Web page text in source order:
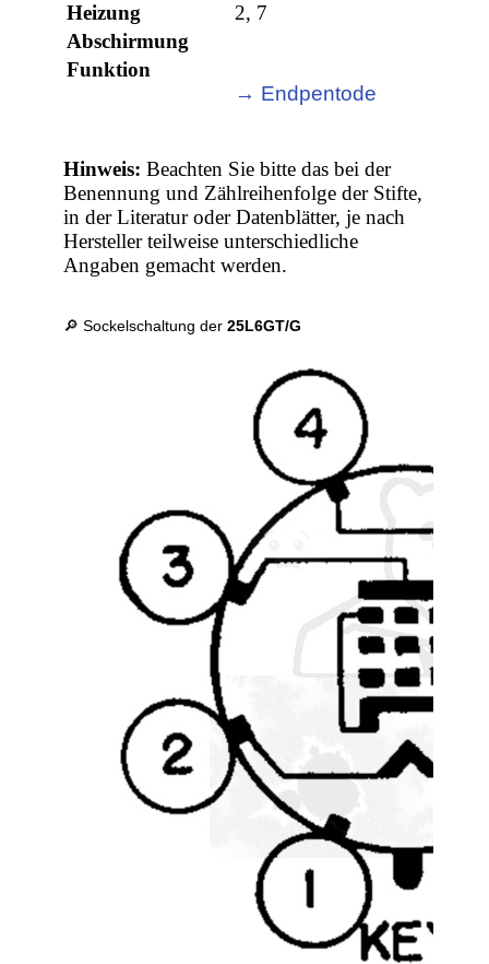
Heizung
2, 7
Abschirmung
Funktion
→ Endpentode
Hinweis: Beachten Sie bitte das bei der
Benennung und Zählreihenfolge der Stifte,
in der Literatur oder Datenblätter, je nach
Hersteller teilweise unterschiedliche
Angaben gemacht werden.
🔎 Sockelschaltung der25L6GT/G